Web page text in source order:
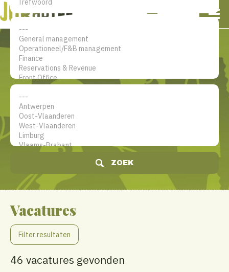
De jobsite voor hotel
professionals
ZOEK
Vacatures
Filter resultaten
46 vacatures gevonden